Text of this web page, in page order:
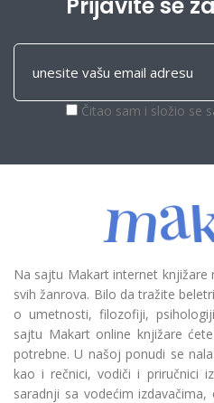
Čitao sam i složio se
Na sajtu Makart internet knjižare
svih žanrova. Bilo da tražite
o umetnosti, filozofiji,
sajtu Makart online knjižare
potrebne. U našoj ponudi se
kao i rečnici, vodiči i priručnici
saradnji sa vodećim